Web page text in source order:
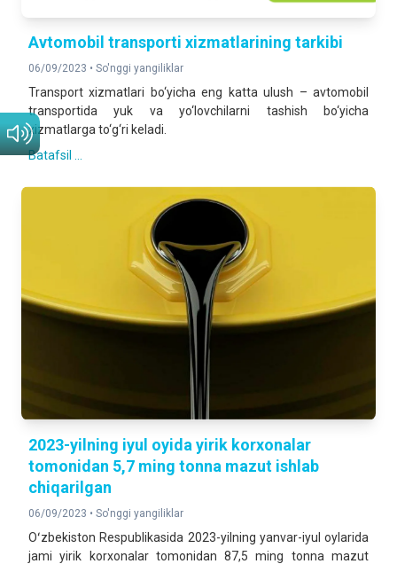
Аvtomobil transporti xizmatlarining tarkibi
06/09/2023 • So'nggi yangiliklar
Transport xizmatlari bo‘yicha eng katta ulush – avtomobil
transportida yuk va yo‘lovchilarni tashish bo‘yicha
xizmatlarga to‘g‘ri keladi.
Batafsil ...
2023-yilning iyul oyida yirik korxonalar
tomonidan 5,7 ming tonna mazut ishlab
chiqarilgan
06/09/2023 • So'nggi yangiliklar
Oʻzbekiston Respublikasida 2023-yilning yanvar-iyul oylarida
jami yirik korxonalar tomonidan 87,5 ming tonna mazut